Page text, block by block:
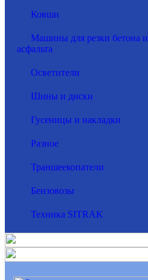
Ковши
Машины для резки бетона и
асфальта
Осветители
Шины и диски
Гусеницы и накладки
Разное
Траншеекопатели
Бензовозы
Техника SITRAK